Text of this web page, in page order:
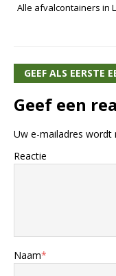
Alle afvalcontainers in
GEEF ALS EERSTE
Geef een
Uw e-mailadres wordt
Reactie
Naam*